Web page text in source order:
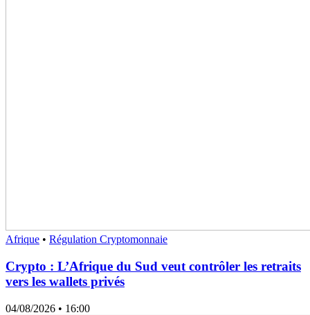
Afrique • Régulation Cryptomonnaie
Crypto : L’Afrique du Sud veut contrôler les retraits
vers les wallets privés
04/08/2026 • 16:00